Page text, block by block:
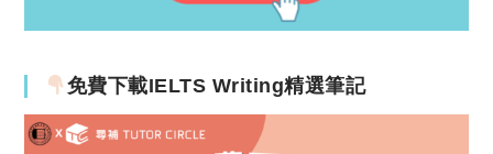
免費下載IELTS Writing精選筆記